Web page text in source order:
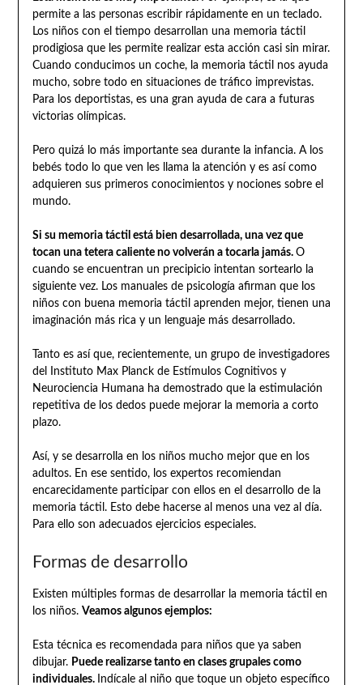
permite a las personas escribir rápidamente en un teclado.
Los niños con el tiempo desarrollan una memoria táctil
prodigiosa que les permite realizar esta acción casi sin mirar.
Cuando conducimos un coche, la memoria táctil nos ayuda
mucho, sobre todo en situaciones de tráfico imprevistas.
Para los deportistas, es una gran ayuda de cara a futuras
victorias olímpicas.
Pero quizá lo más importante sea durante la infancia. A los
bebés todo lo que ven les llama la atención y es así como
adquieren sus primeros conocimientos y nociones sobre el
mundo.
Si su memoria táctil está bien desarrollada, una vez que
tocan una tetera caliente no volverán a tocarla jamás. O
cuando se encuentran un precipicio intentan sortearlo la
siguiente vez. Los manuales de psicología afirman que los
niños con buena memoria táctil aprenden mejor, tienen una
imaginación más rica y un lenguaje más desarrollado.
Tanto es así que, recientemente, un grupo de investigadores
del Instituto Max Planck de Estímulos Cognitivos y
Neurociencia Humana ha demostrado que la estimulación
repetitiva de los dedos puede mejorar la memoria a corto
plazo.
Así, y se desarrolla en los niños mucho mejor que en los
adultos. En ese sentido, los expertos recomiendan
encarecidamente participar con ellos en el desarrollo de la
memoria táctil. Esto debe hacerse al menos una vez al día.
Para ello son adecuados ejercicios especiales.
Formas de desarrollo
Existen múltiples formas de desarrollar la memoria táctil en
los niños. Veamos algunos ejemplos:
Esta técnica es recomendada para niños que ya saben
dibujar. Puede realizarse tanto en clases grupales como
individuales. Indícale al niño que toque un objeto específico